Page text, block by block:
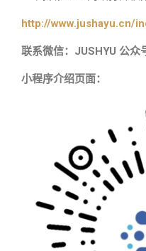
http://www.jushayu.cn/
联系微信：JUSHYU 公众
小程序介绍页面：